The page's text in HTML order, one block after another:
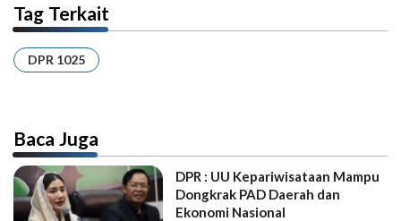
Tag Terkait
DPR 1025
Baca Juga
DPR : UU Kepariwisataan Mampu
Dongkrak PAD Daerah dan
Ekonomi Nasional